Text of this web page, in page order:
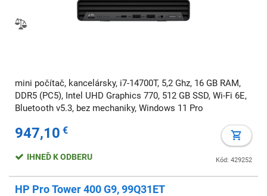
mini počítač, kancelársky, i7-14700T, 5,2 Ghz, 16 GB RAM,
DDR5 (PC5), Intel UHD Graphics 770, 512 GB SSD, Wi-Fi 6E,
Bluetooth v5.3, bez mechaniky, Windows 11 Pro
947,10 €
Kód: 429252
IHNEĎ K ODBERU
HP Pro Tower 400 G9, 99Q31ET